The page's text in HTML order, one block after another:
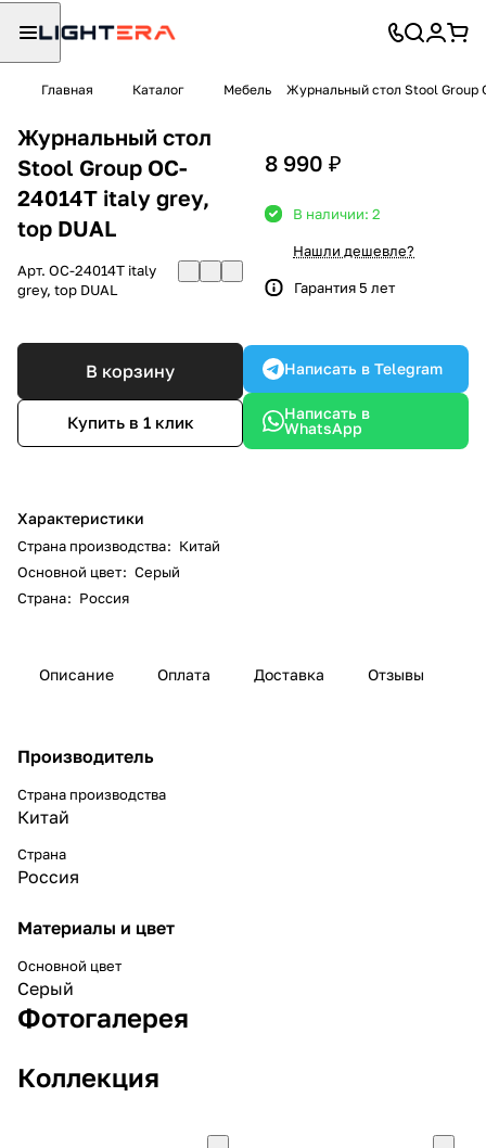
Главная Каталог Мебель Журнальный стол Stool Group
Журнальный стол
Stool Group OC-
24014T italy grey,
top DUAL
Арт. OC-24014T italy
grey, top DUAL
В корзину
Купить в 1 клик
Характеристики
Страна производства: Китай
Основной цвет: Серый
Страна: Россия
8 990 ₽
В наличии: 2
Нашли дешевле?
Гарантия 5 лет
Написать в Telegram
Написать в
WhatsApp
Описание Оплата Доставка Отзывы
Производитель
Страна производства
Китай
Страна
Россия
Материалы и цвет
Основной цвет
Серый
Фотогалерея
Коллекция